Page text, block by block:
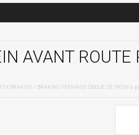
AVANT ROUTE
BRAKING / BRAKING FREINAGE DISQUE DE FREIN à